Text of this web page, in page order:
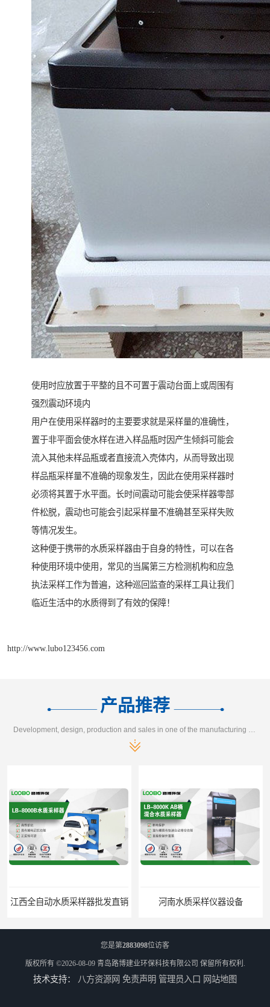
使用时应放置于平整的且不可置于震动台面上或周围有
强烈震动环境内
用户在使用采样器时的主要要求就是采样量的准确性，
置于非平面会使水样在进入样品瓶时因产生倾斜可能会
流入其他未样品瓶或者直接流入壳体内，从而导致出现
样品瓶采样量不准确的现象发生，因此在使用采样器时
必须将其置于水平面。长时间震动可能会使采样器零部
件松脱，震动也可能会引起采样量不准确甚至采样失败
等情况发生。
这种便于携带的水质采样器由于自身的特性，可以在各
种使用环境中使用，常见的当属第三方检测机构和应急
执法采样工作为普遍，这种巡回监查的采样工具让我们
临近生活中的水质得到了有效的保障！
http://www.lubo123456.com
产品推荐
江西全自动水质采样器批发直销 河南水质采样仪器设备
您是第2883098位访客
版权所有 ©2026-08-09 青岛路博建业环保科技有限公司 保留所有权利.
技术支持： 八方资源网 免责声明 管理员入口 网站地图